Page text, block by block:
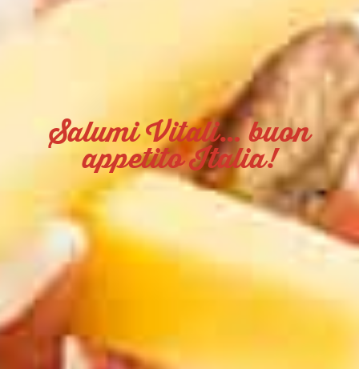
Salumi Vitali… buon
appetito Italia!